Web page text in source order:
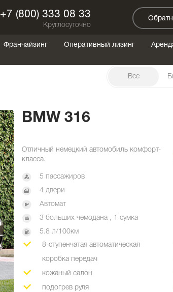
+7 (800) 333 08 33
Круглосуточно
Франчайзинг Оперативный лизинг
Все
BMW 316
Отличный немецкий автомобиль комфорт-
класса.
5 пассажиров
4 двери
Автомат
3 больших чемодана , 1 сумка
5.8 л/100км
8-ступенчатая автоматическая
коробка передач
кожаный салон
подогрев руля